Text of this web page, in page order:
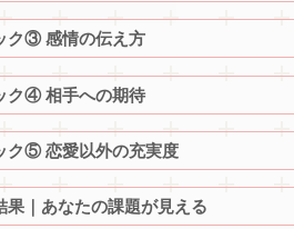
ク③ 感情の伝え方
ク④ 相手への期待
ク⑤ 恋愛以外の充実度
果｜あなたの課題が見える